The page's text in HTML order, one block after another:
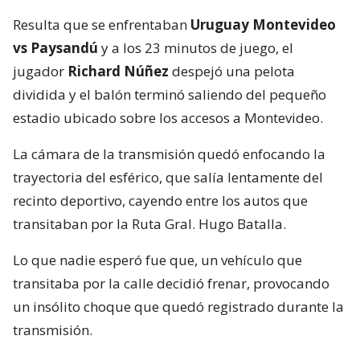
Resulta que se enfrentaban Uruguay Montevideo
vs Paysandú y a los 23 minutos de juego, el
jugador Richard Núñez despejó una pelota
dividida y el balón terminó saliendo del pequeño
estadio ubicado sobre los accesos a Montevideo.
La cámara de la transmisión quedó enfocando la
trayectoria del esférico, que salía lentamente del
recinto deportivo, cayendo entre los autos que
transitaban por la Ruta Gral. Hugo Batalla.
Lo que nadie esperó fue que, un vehículo que
transitaba por la calle decidió frenar, provocando
un insólito choque que quedó registrado durante la
transmisión.